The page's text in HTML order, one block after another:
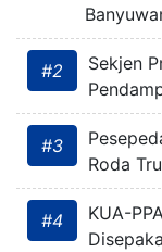
#2
Sekjen
#3
Roda
#4
KUA-